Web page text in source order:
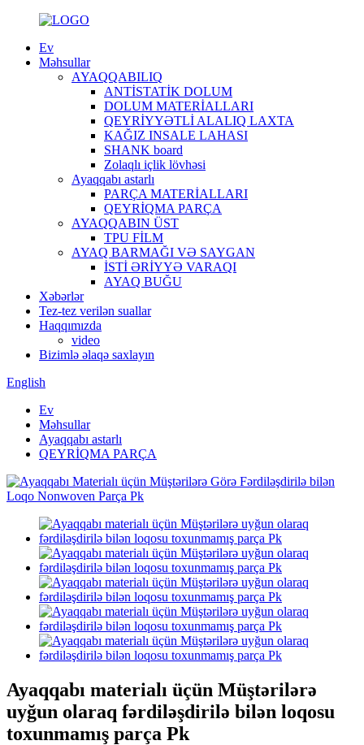
Ev
Məhsullar
AYAQQABILIQ
ANTİSTATİK DOLUM
DOLUM MATERİALLARI
QEYRİYYƏTLİ ALALIQ LAXTA
KAĞIZ INSALE LAHASI
SHANK board
Zolaqlı içlik lövhəsi
Ayaqqabı astarlı
PARÇA MATERİALLARI
QEYRİQMA PARÇA
AYAQQABIN ÜST
TPU FİLM
AYAQ BARMAĞI VƏ SAYGAN
İSTİ ƏRİYYƏ VARAQI
AYAQ BUĞU
Xəbərlər
Tez-tez verilən suallar
Haqqımızda
video
Bizimlə əlaqə saxlayın
English
Ev
Məhsullar
Ayaqqabı astarlı
QEYRİQMA PARÇA
Ayaqqabı materialı üçün Müştərilərə
uyğun olaraq fərdiləşdirilə bilən loqosu
toxunmamış parça Pk